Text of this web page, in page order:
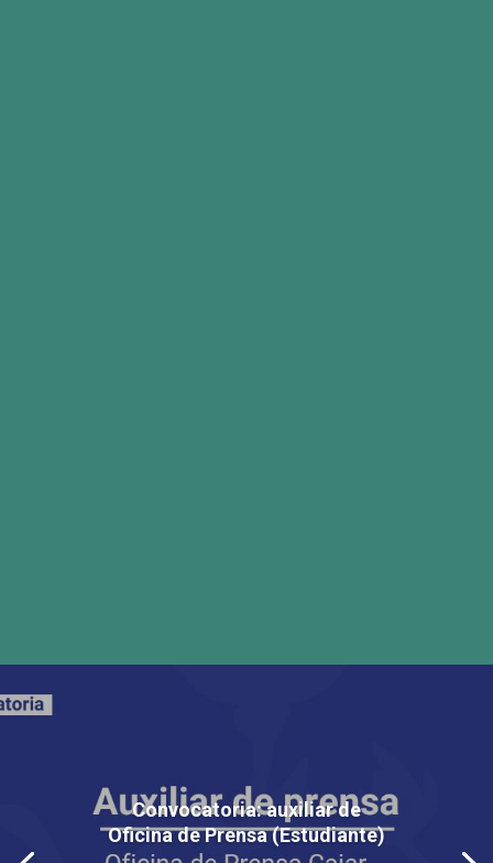
Convocatoria: auxiliar de
Oficina de Prensa (Estudiante)